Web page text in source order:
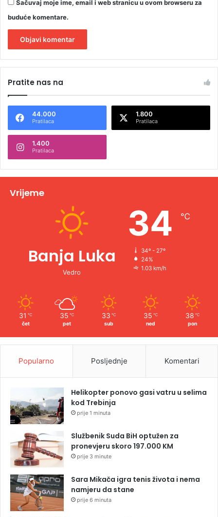
Sačuvaj moje ime, email i web stranicu u ovom browseru za
buduće komentare.
t
n
t
v
Pratite nas na
44.000
Pratilaca
1.800
Pratilaca
1.400
Pratilaca
Vrijeme
Banja Luka
Vedro
34 ℃
34º - 27º
24%
1.03 km/h
31 ℃
čet
35 ℃
pet
33 ℃
sub
35 ℃
ned
38 ℃
pon
Popularno Posljednje Komentari
Helikopter ponovo gasi vatru u selima
kod Trebinja
prije 1 minuta
Službenik Suda BiH optužen za
pronevjeru skoro 197.000 KM
prije 3 minute
Sara Mikača igra tenis života i nema
namjeru da stane
prije 6 minuta